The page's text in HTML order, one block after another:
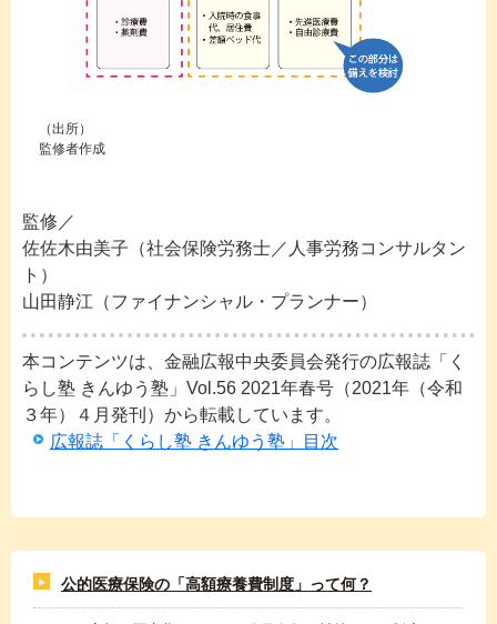
（出所）
監修者作成
監修／
佐佐木由美子（社会保険労務士／人事労務コンサルタン
ト）
山田静江（ファイナンシャル・プランナー）
本コンテンツは、金融広報中央委員会発行の広報誌「く
らし塾 きんゆう塾」Vol.56 2021年春号（2021年（令和
３年）４月発刊）から転載しています。
広報誌「くらし塾 きんゆう塾」目次
公的医療保険の「高額療養費制度」って何？